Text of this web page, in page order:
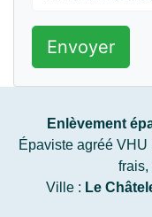
Envoyer
Enlèvement
Épaviste agréé VHU
frais,
Ville : Le